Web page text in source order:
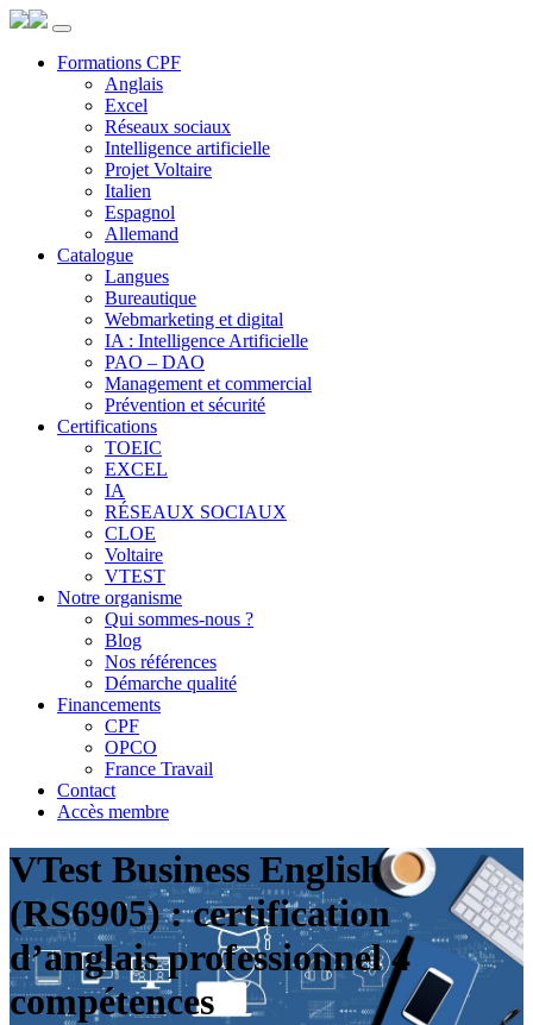
Formations CPF
Anglais
Excel
Réseaux sociaux
Intelligence artificielle
Projet Voltaire
Italien
Espagnol
Allemand
Catalogue
Langues
Bureautique
Webmarketing et digital
IA : Intelligence Artificielle
PAO – DAO
Management et commercial
Prévention et sécurité
Certifications
TOEIC
EXCEL
IA
RÉSEAUX SOCIAUX
CLOE
Voltaire
VTEST
Notre organisme
Qui sommes-nous ?
Blog
Nos références
Démarche qualité
Financements
CPF
OPCO
France Travail
Contact
Accès membre
VTest Business English
(RS6905) : certification
d’anglais professionnel 4
compétences
Panneau de gestion des cookies